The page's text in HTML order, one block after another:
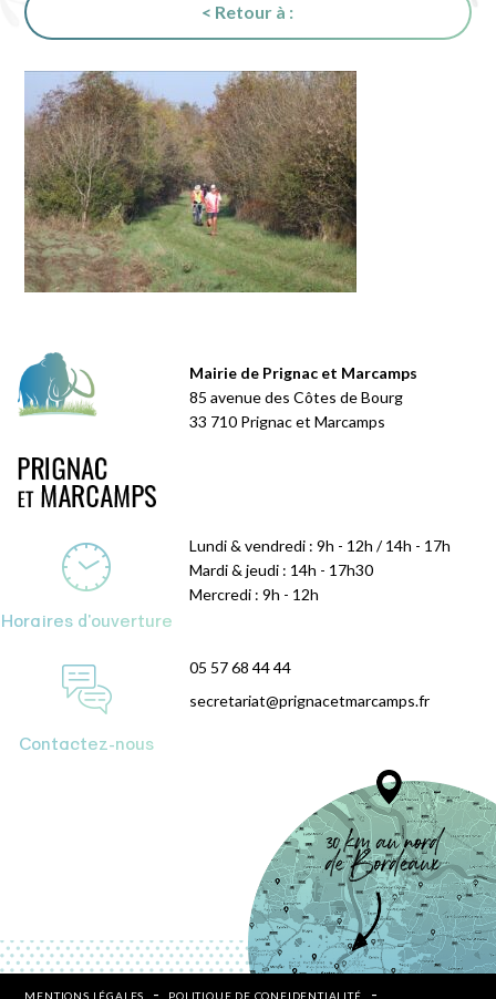
< Retour à :
Mairie de Prignac et Marcamps
85 avenue des Côtes de Bourg
33 710 Prignac et Marcamps
Horaires d'ouverture
Lundi & vendredi : 9h - 12h / 14h - 17h
Mardi & jeudi : 14h - 17h30
Mercredi : 9h - 12h
Contactez-nous
05 57 68 44 44
secretariat@prignacetmarcamps.fr
MENTIONS LÉGALES POLITIQUE DE CONFIDENTIALITÉ